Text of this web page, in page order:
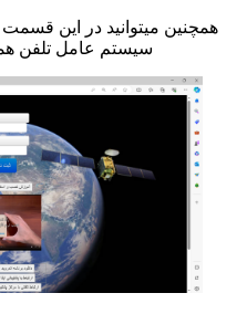
همچنین میتوانید در این قسمت
سیستم عامل تلفن